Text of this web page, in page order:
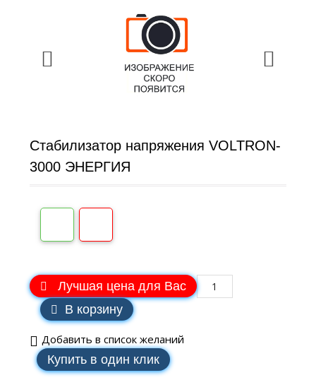
Cтабилизатор напряжения VOLTRON-
3000 ЭНЕРГИЯ
Лучшая цена для Вас
В корзину
Добавить в список желаний
Купить в один клик